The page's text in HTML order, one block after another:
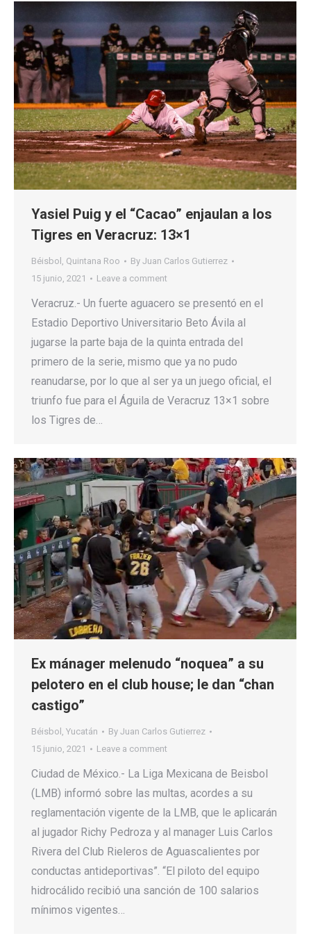
Yasiel Puig y el “Cacao” enjaulan a los
Tigres en Veracruz: 13×1
Béisbol , Quintana Roo By Juan Carlos Gutierrez
15 junio, 2021
Leave a comment
Veracruz.- Un fuerte aguacero se presentó en el
Estadio Deportivo Universitario Beto Ávila al
jugarse la parte baja de la quinta entrada del
primero de la serie, mismo que ya no pudo
reanudarse, por lo que al ser ya un juego oficial, el
triunfo fue para el Águila de Veracruz 13×1 sobre
los Tigres de…
Ex mánager melenudo “noquea” a su
pelotero en el club house; le dan “chan
castigo”
Béisbol , Yucatán By Juan Carlos Gutierrez
15 junio, 2021
Leave a comment
Ciudad de México.- La Liga Mexicana de Beisbol
(LMB) informó sobre las multas, acordes a su
reglamentación vigente de la LMB, que le aplicarán
al jugador Richy Pedroza y al manager Luis Carlos
Rivera del Club Rieleros de Aguascalientes por
conductas antideportivas”. “El piloto del equipo
hidrocálido recibió una sanción de 100 salarios
mínimos vigentes…